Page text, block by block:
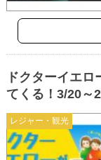
レジャー・観光
ドクターイエ
てくる！3/20～